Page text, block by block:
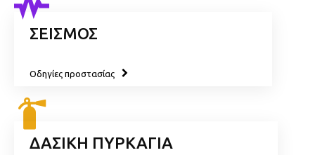
ΣΕΙΣΜΟΣ
Οδηγίες προστασίας
ΔΑΣΙΚΗ ΠΥΡΚΑΓΙΑ